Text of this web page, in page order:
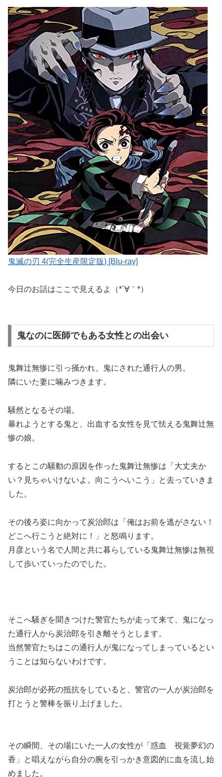
鬼滅の刃 4(完全生産限定版) [Blu-ray]
今日のお話はここで見えるよ（*´∀｀*）
鬼なのに医師でもある女性との出会い
鬼舞辻無惨に引っ掻かれ、鬼にされた通行人の男。
隣にいた妻に噛みつきます。
騒然となるその場。
暴れようとする鬼と、出血する女性を見て怯える鬼舞辻無
惨の娘。
するとこの騒動の原因を作った鬼舞辻無惨は「大丈夫か
い？見ちゃいけないよ。向こうへいこう」と去っていきま
した。
その後ろ姿に向かって炭治郎は「俺はお前を逃がさない！
どこへ行こうと絶対に！」と怒鳴ります。
月彦という名で人間と共に暮らしている鬼舞辻無惨は無視
して歩いていったのでした。
そこへ騒ぎを聞きつけた警官たちが走って来て、鬼になっ
た通行人から炭治郎を引き離そうとします。
当然警官たちはこの通行人が鬼になってしまっているとい
うことは知らないわけです。
炭治郎が必死の抵抗をしていると、警官の一人が炭治郎を
打とうと警棒を振り上げました。
その瞬間、その場にいた一人の女性が「惑血 視覚夢幻の
香」と唱えながら自分の腕を引っかき意図的に血を流し始
めました。